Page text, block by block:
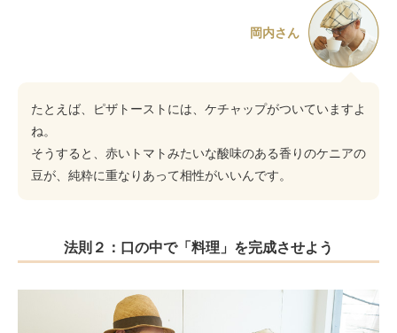
岡内さん
たとえば、ピザトーストには、ケチャップがついていますよ
ね。
そうすると、赤いトマトみたいな酸味のある香りのケニアの
豆が、純粋に重なりあって相性がいいんです。
法則２：口の中で「料理」を完成させよう